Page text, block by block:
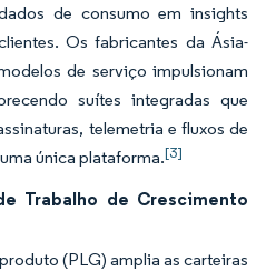
de consumo em insights
Os fabricantes da Ásia-
de serviço impulsionam
suítes integradas que
telemetria e fluxos de
única plataforma.[3]
Trabalho de Crescimento
(PLG) amplia as carteiras